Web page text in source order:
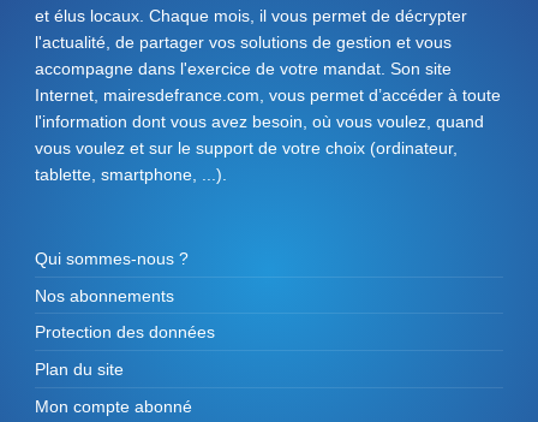
et élus locaux. Chaque mois, il vous permet de décrypter
l'actualité, de partager vos solutions de gestion et vous
accompagne dans l'exercice de votre mandat. Son site
Internet, mairesdefrance.com, vous permet d’accéder à toute
l'information dont vous avez besoin, où vous voulez, quand
vous voulez et sur le support de votre choix (ordinateur,
tablette, smartphone, ...).
Qui sommes-nous ?
Nos abonnements
Protection des données
Plan du site
Mon compte abonné